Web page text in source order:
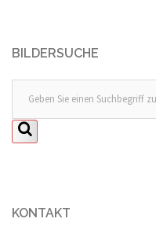
BILDERSUCHE
KONTAKT